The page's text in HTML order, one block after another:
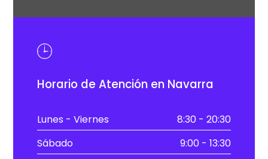
Horario de Atención en Navarra
Lunes - Viernes
8:30 - 20:30
Sábado
9:00 - 13:30